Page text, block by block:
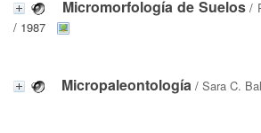
Micromorfología de Suelos/
/ 1987
Micropaleontología / Sara C.